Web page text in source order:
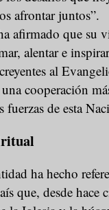
afrontar juntos”.
afirmado que su
alentar e
al
cooperación
fuerzas de esta
ha hecho
que, desde hace